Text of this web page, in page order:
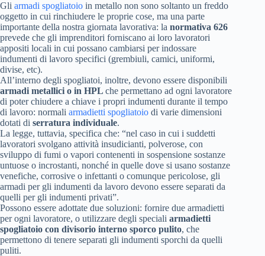
Gli armadi spogliatoio in metallo non sono soltanto un freddo
oggetto in cui rinchiudere le proprie cose, ma una parte
importante della nostra giornata lavorativa: la normativa 626
prevede che gli imprenditori forniscano ai loro lavoratori
appositi locali in cui possano cambiarsi per indossare
indumenti di lavoro specifici (grembiuli, camici, uniformi,
divise, etc).
All’interno degli spogliatoi, inoltre, devono essere disponibili
armadi metallici o in HPL che permettano ad ogni lavoratore
di poter chiudere a chiave i propri indumenti durante il tempo
di lavoro: normali armadietti spogliatoio di varie dimensioni
dotati di serratura individuale.
La legge, tuttavia, specifica che: “nel caso in cui i suddetti
lavoratori svolgano attività insudicianti, polverose, con
sviluppo di fumi o vapori contenenti in sospensione sostanze
untuose o incrostanti, nonché in quelle dove si usano sostanze
venefiche, corrosive o infettanti o comunque pericolose, gli
armadi per gli indumenti da lavoro devono essere separati da
quelli per gli indumenti privati”.
Possono essere adottate due soluzioni: fornire due armadietti
per ogni lavoratore, o utilizzare degli speciali armadietti
spogliatoio con divisorio interno sporco pulito, che
permettono di tenere separati gli indumenti sporchi da quelli
puliti.